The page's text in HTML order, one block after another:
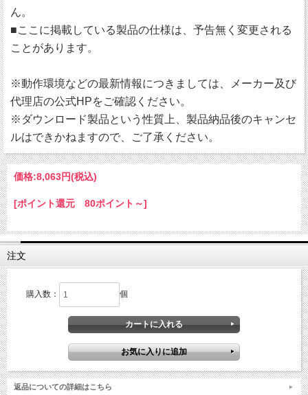
ん。
■ここに掲載している製品の仕様は、予告無く変更される
ことがあります。
※動作環境などの最新情報につきましては、メーカー及び
代理店の公式HPをご確認ください。
※ダウンロード製品という性質上、製品納品後のキャンセ
ルはできかねますので、ご了承ください。
価格:8,063円(税込)
[ポイント還元 80ポイント～]
注文
購入数： 個
返品についての詳細はこちら